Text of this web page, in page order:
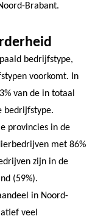
Brabant.
bedrijfstype,
voorkomt. In
van de in totaal
bedrijfstype.
provincies in de
met 86%
zijn in de
(59%).
in Noord-
veel